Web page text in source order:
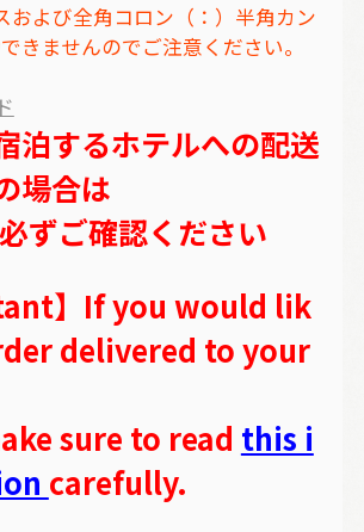
および全角コロン（：）半角カン
きませんのでご注意ください。
泊するホテルへの配送
場合は
ずご確認ください
】If you would lik
delivered to your
sure to read this i
carefully.